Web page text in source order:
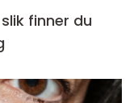
finner du